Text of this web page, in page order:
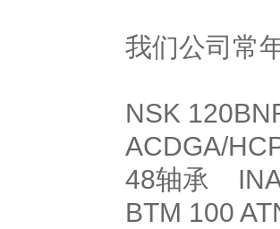
我们公司常
NSK
ACDGA/
48轴承
BTM 100